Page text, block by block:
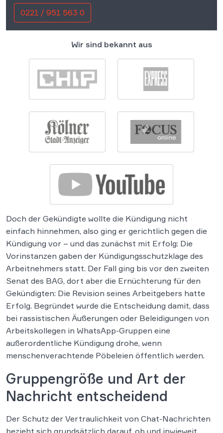
0221 / 951 563 0
Wir sind bekannt aus
Doch der Gekündigte wollte die Kündigung nicht
einfach hinnehmen, also ging er gerichtlich gegen die
Kündigung vor – und das zunächst mit Erfolg: Die
Vorinstanzen gaben der Kündigungsschutzklage des
Arbeitnehmers statt. Der Fall ging bis vor den zweiten
Senat des BAG, dort aber die Ernüchterung für den
Gekündigten: Die Revision seines Arbeitgebers hatte
Erfolg. Begründet wurde die Entscheidung damit, dass
bei rassistischen Äußerungen oder Beleidigungen von
Arbeitskollegen in WhatsApp-Gruppen eine
außerordentliche Kündigung drohe, wenn
menschenverachtende Pöbeleien öffentlich werden.
Gruppengröße und Art der
Nachricht entscheidend
Der Schutz der Vertraulichkeit von Chat-Nachrichten